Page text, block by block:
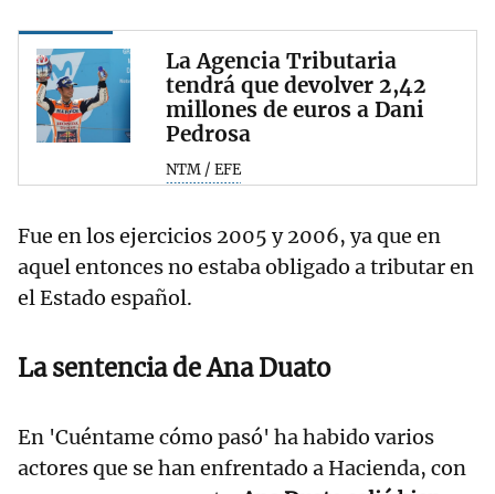
La Agencia Tributaria
tendrá que devolver 2,42
millones de euros a Dani
Pedrosa
NTM / EFE
Fue en los ejercicios 2005 y 2006, ya que en
aquel entonces no estaba obligado a tributar en
el Estado español.
La sentencia de Ana Duato
En 'Cuéntame cómo pasó' ha habido varios
actores que se han enfrentado a Hacienda, con